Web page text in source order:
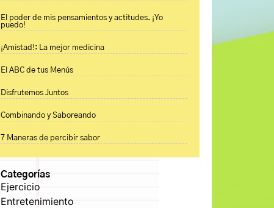
El poder de mis pensamientos y actitudes. ¡Yo
puedo!
¡Amistad!: La mejor medicina
El ABC de tus Menús
Disfrutemos Juntos
Combinando y Saboreando
7 Maneras de percibir sabor
Categorías
Ejercicio
Entretenimiento